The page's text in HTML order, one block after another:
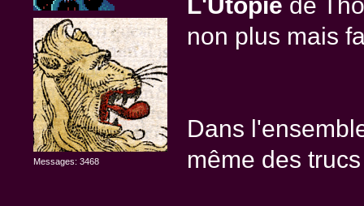
Messages: 3468
L'Utopie de
non plus mais
Dans
même des